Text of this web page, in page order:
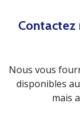
Contactez
Nous vous
disponibles
mais